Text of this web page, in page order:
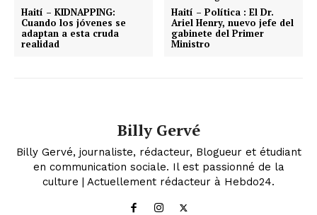
Haití – KIDNAPPING:
Cuando los jóvenes se
adaptan a esta cruda
realidad
Haití – Política : El Dr.
Ariel Henry, nuevo jefe del
gabinete del Primer
Ministro
Billy Gervé
Billy Gervé, journaliste, rédacteur, Blogueur et étudiant
en communication sociale. Il est passionné de la
culture | Actuellement rédacteur à Hebdo24.